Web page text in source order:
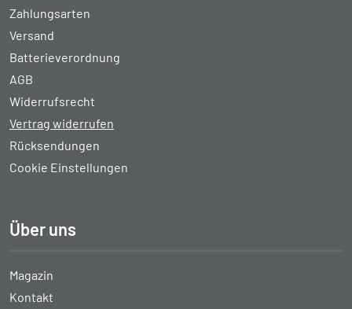
Zahlungsarten
Versand
Batterieverordnung
AGB
Widerrufsrecht
Vertrag widerrufen
Rücksendungen
Cookie Einstellungen
Über uns
Magazin
Kontakt